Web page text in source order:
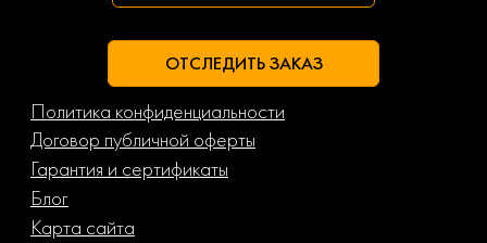
ОТСЛЕДИТЬ ЗАКАЗ
Политика конфиденциальности
Договор публичной оферты
Гарантия и сертификаты
Блог
Карта сайта